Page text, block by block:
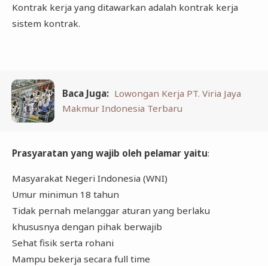
Kontrak kerja yang ditawarkan adalah kontrak kerja
sistem kontrak.
Baca Juga: Lowongan Kerja PT. Viria Jaya
Makmur Indonesia Terbaru
Prasyaratan yang wajib oleh pelamar yaitu:
Masyarakat Negeri Indonesia (WNI)
Umur minimun 18 tahun
Tidak pernah melanggar aturan yang berlaku
khususnya dengan pihak berwajib
Sehat fisik serta rohani
Mampu bekerja secara full time